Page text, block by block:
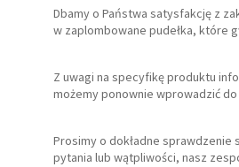
Dbamy o Państwa satysfakcję z
w zaplombowane pudełka, które
Z uwagi na specyfikę produktu
możemy ponownie wprowadzić
Prosimy o dokładne
pytania lub wątpliwości, nasz